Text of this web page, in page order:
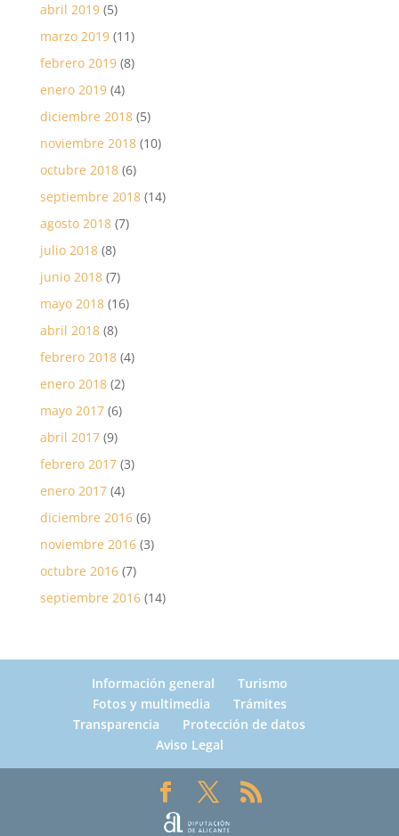
abril 2019(5)
marzo 2019(11)
febrero 2019(8)
enero 2019(4)
diciembre 2018(5)
noviembre 2018(10)
octubre 2018(6)
septiembre 2018(14)
agosto 2018(7)
julio 2018(8)
junio 2018(7)
mayo 2018(16)
abril 2018(8)
febrero 2018(4)
enero 2018(2)
mayo 2017(6)
abril 2017(9)
febrero 2017(3)
enero 2017(4)
diciembre 2016(6)
noviembre 2016(3)
octubre 2016(7)
septiembre 2016(14)
Información general
Turismo
Fotos y multimedia
Trámites
Transparencia
Protección de datos
Aviso Legal